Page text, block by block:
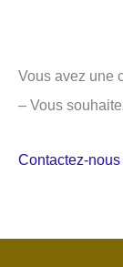
Vous avez une
– Vous
Contactez-nous